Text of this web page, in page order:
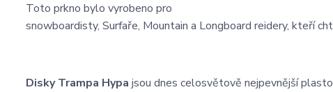
Toto prkno bylo vyrobeno pro
snowboardisty, Surfaře, Mountain a Longboard reidery, kteří
Disky Trampa Hypa jsou dnes celosvětově nejpevnější